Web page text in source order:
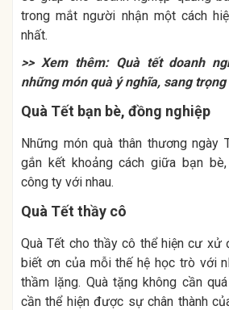
trong mắt người nhận một cách
nhất.
>> Xem thêm: Quà tết doanh
những món quà ý nghĩa, sang trọng
Quà Tết bạn bè, đồng nghiệp
Những món quà thân thương ngày
gắn kết khoảng cách giữa bạn
công ty với nhau.
Quà Tết thầy cô
Quà Tết cho thầy cô thể hiện cư xử
biết ơn của mỗi thế hệ học trò với
thầm lặng. Quà tặng không cần
cần thể hiện được sự chân thành